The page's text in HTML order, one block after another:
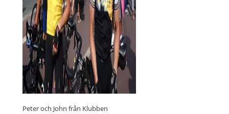
Peter och John från Klubben